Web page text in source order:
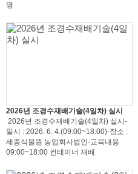
명
2026년 조경수재배기술(4일차) 실시
2026년 조경수재배기술(4일차) 실시-
일시 : 2026. 6. 4.(09:00~18:00)-장소 :
세종식물원 농업회사법인-교육내용
09:00~18:00 컨테이너 재배